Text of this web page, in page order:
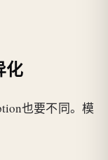
化
也要不同。模